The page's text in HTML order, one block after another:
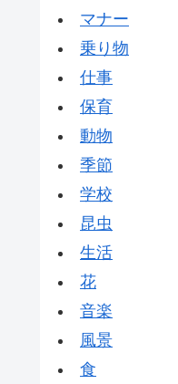
マナー
乗り物
仕事
保育
動物
季節
学校
昆虫
生活
花
音楽
風景
食